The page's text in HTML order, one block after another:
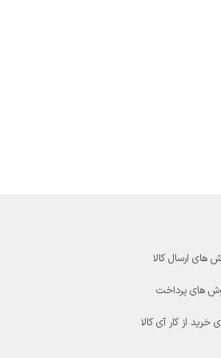
های ارسال کالا
های پرداخت
خرید از کار آی کالا